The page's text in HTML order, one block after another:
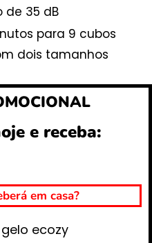
de 35 dB
para 9 cubos
dois tamanhos
e receba:
em casa?
ecozy